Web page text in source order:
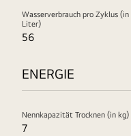
Wasserverbrauch pro Zyklus (in
Liter)
56
ENERGIE
Nennkapazität Trocknen (in kg)
7